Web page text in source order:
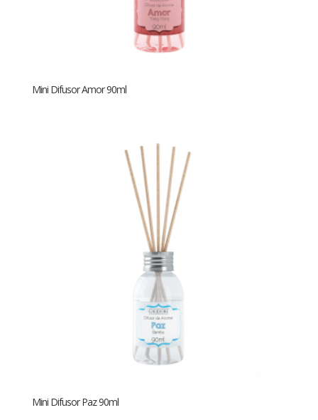
Mini Difusor Amor 90ml
Mini Difusor Paz 90ml